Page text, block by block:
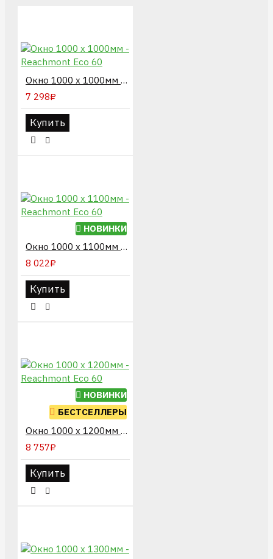
Окно 1000 х 1000мм - Reachmont Eco 60
7 298₽
Купить
НОВИНКИ
Окно 1000 х 1100мм - Reachmont Eco 60
8 022₽
Купить
НОВИНКИ
БЕСТСЕЛЛЕРЫ
Окно 1000 х 1200мм - Reachmont Eco 60
8 757₽
Купить